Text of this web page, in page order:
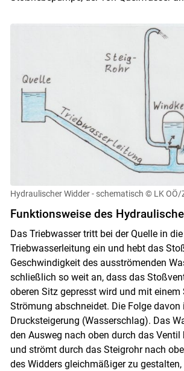
Skip to main
Hydraulischer Widder - schematisch © LK OÖ/
Funktionsweise des
Das Triebwasser tritt bei der Quelle in die
Triebwasserleitung ein und hebt das
Geschwindigkeit des ausströmenden
schließlich so weit an, dass das
oberen Sitz gepresst wird und mit einem
Strömung abschneidet. Die Folge
Drucksteigerung (Wasserschlag). Das
den Ausweg nach oben durch das Ventil
und strömt durch das Steigrohr nach
des Widders gleichmäßiger zu gestalten,